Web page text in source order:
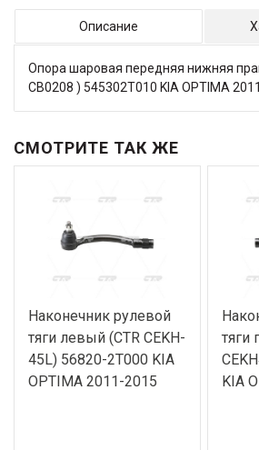
Описание
Опора шаровая передняя нижняя
CB0208 ) 545302T010 KIA OPTIMA
СМОТРИТЕ ТАК ЖЕ
Наконечник рулевой
тяги левый (CTR CEKH-
45L) 56820-2T000 KIA
OPTIMA 2011-2015
тяги
KIA